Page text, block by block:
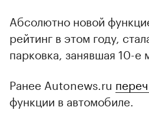
Абсолютно новой
рейтинг в этом году,
парковка, занявшая 10-е
Ранее Autonews.ru
функции в автомобиле.